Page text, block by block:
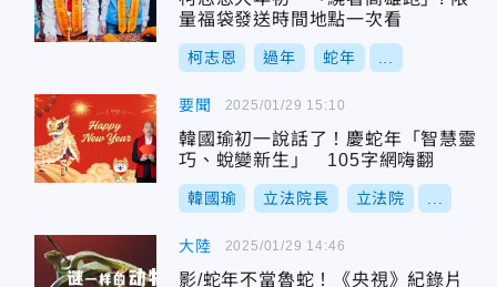
量福袋發送時間地點一次看
柯志恩 過年 蛇年
要聞
韓國瑜初一說話了！慶蛇年「智慧靈
巧、蛻變新生」 105字網嗨翻
韓國瑜 立法院長 立法院
2025/01/29 15:10
大陸
影/蛇年不當魯蛇！《央視》紀錄片
2025/01/29 14:46